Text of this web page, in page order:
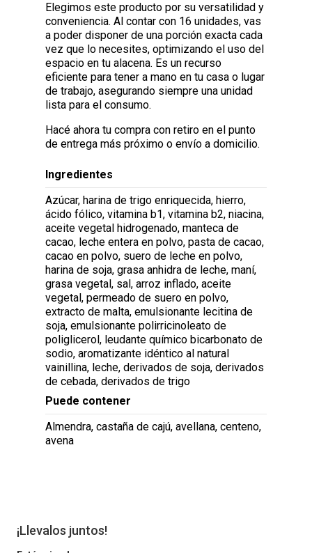
Elegimos este producto por su versatilidad y
conveniencia. Al contar con 16 unidades, vas
a poder disponer de una porción exacta cada
vez que lo necesites, optimizando el uso del
espacio en tu alacena. Es un recurso
eficiente para tener a mano en tu casa o lugar
de trabajo, asegurando siempre una unidad
lista para el consumo.
Hacé ahora tu compra con retiro en el punto
de entrega más próximo o envío a domicilio.
Ingredientes
Azúcar, harina de trigo enriquecida, hierro,
ácido fólico, vitamina b1, vitamina b2, niacina,
aceite vegetal hidrogenado, manteca de
cacao, leche entera en polvo, pasta de cacao,
cacao en polvo, suero de leche en polvo,
harina de soja, grasa anhidra de leche, maní,
grasa vegetal, sal, arroz inflado, aceite
vegetal, permeado de suero en polvo,
extracto de malta, emulsionante lecitina de
soja, emulsionante polirricinoleato de
poliglicerol, leudante químico bicarbonato de
sodio, aromatizante idéntico al natural
vainillina, leche, derivados de soja, derivados
de cebada, derivados de trigo
Puede contener
Almendra, castaña de cajú, avellana, centeno,
avena
¡Llevalos juntos!